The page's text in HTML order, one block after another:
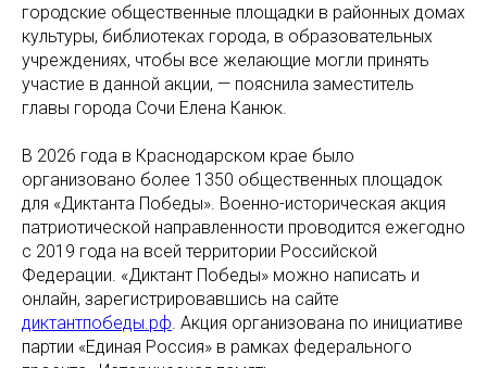
городские общественные площадки в районных домах
культуры, библиотеках города, в образовательных
учреждениях, чтобы все желающие могли принять
участие в данной акции, — пояснила заместитель
главы города Сочи Елена Канюк.
В 2026 года в Краснодарском крае было
организовано более 1350 общественных площадок
для «Диктанта Победы». Военно-историческая акция
патриотической направленности проводится ежегодно
с 2019 года на всей территории Российской
Федерации. «Диктант Победы» можно написать и
онлайн, зарегистрировавшись на сайте
диктантпобеды.рф. Акция организована по инициативе
партии «Единая Россия» в рамках федерального